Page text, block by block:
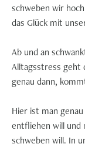
schweben wir
das Glück mit
Ab und an
Alltagsstress geht
genau dann,
Hier ist man
entfliehen will und
schweben will. In